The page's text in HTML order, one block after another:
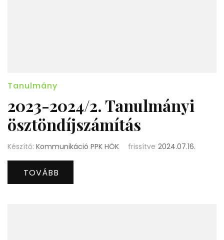
Tanulmány
2023-2024/2. Tanulmányi
ösztöndíjszámítás
Készítő: Kommunikáció PPK HÖK frissítve 2024.07.16.
TOVÁBB